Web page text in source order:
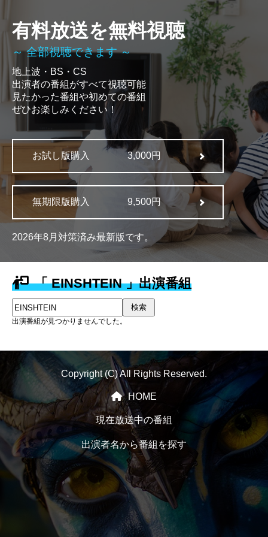
有料放送を無料視聴
～ 全部視聴できます ～
地上波・BS・CS
出演者の番組がすべて視聴可能
見たかった番組や初めての番組
ぜひお楽しみください！
お試し版購入 3,000円
無期限版購入 9,500円
2026年8月対策済み最新版です。
「 EINSHTEIN 」出演番組
検索
出演番組が見つかりませんでした。
Copyright (C) All Rights Reserved.
HOME
現在放送中の番組
出演者名から番組を探す